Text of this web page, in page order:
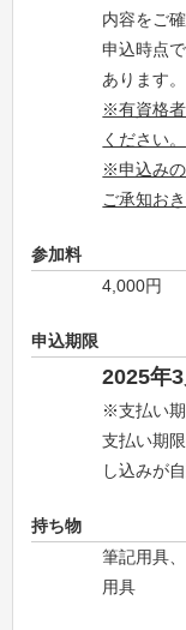
内容をご
申込時点
あります。
※有資格
ください。
※申込み
ご承知お
参加料
4,000円
申込期限
2025年
※支払い期
支払い期
し込みが
持ち物
筆記用具
用具